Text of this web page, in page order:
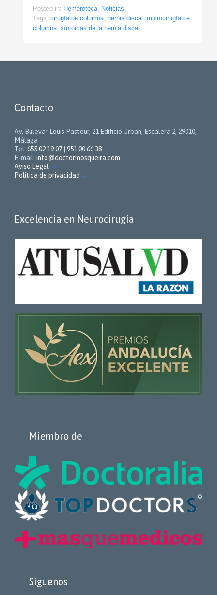
Posted in: Hemeroteca, Noticias
Tags: cirugía de columna, hernia discal , microcirugía de
columna, síntomas de la hernia discal
Contacto
Av. Bulevar Louis Pasteur, 21 Edificio Urban, Escalera 2, 29010,
Málaga
Tel: 655 02 19 07
951 00 66 38
E-mail: info@doctormosqueira.com
Aviso Legal →
Política de privacidad →
Excelencia en Neurocirugía
Miembro de
Síguenos